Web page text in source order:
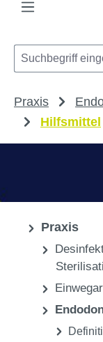
Praxis
Hilfsmittel
Praxis